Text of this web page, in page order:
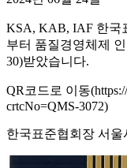
KSA, KAB, IAF 한국
부터 품질경영체제
30)받았습니다.
QR코드로 이동(https://
crtcNo=QMS-3072)
한국표준협회장 서